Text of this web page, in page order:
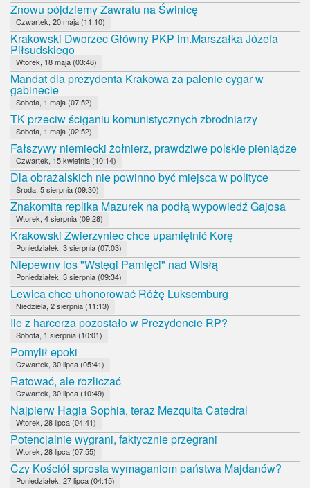
Znowu pójdziemy Zawratu na Świnicę
Czwartek, 20 maja (11:10)
Krakowski Dworzec Główny PKP im.Marszałka Józefa
Piłsudskiego
Wtorek, 18 maja (03:48)
Mandat dla prezydenta Krakowa za palenie cygar w
gabinecie
Sobota, 1 maja (07:52)
TK przeciw ściganiu komunistycznych zbrodniarzy
Sobota, 1 maja (02:52)
Fałszywy niemiecki żołnierz, prawdziwe polskie pieniądze
Czwartek, 15 kwietnia (10:14)
Dla obrażalskich nie powinno być miejsca w polityce
Środa, 5 sierpnia (09:30)
Znakomita replika Mazurek na podłą wypowiedź Gajosa
Wtorek, 4 sierpnia (09:28)
Krakowski Zwierzyniec chce upamiętnić Korę
Poniedziałek, 3 sierpnia (07:03)
Niepewny los "Wstęgi Pamięci" nad Wisłą
Poniedziałek, 3 sierpnia (09:34)
Lewica chce uhonorować Różę Luksemburg
Niedziela, 2 sierpnia (11:13)
Ile z harcerza pozostało w Prezydencie RP?
Sobota, 1 sierpnia (10:01)
Pomylił epoki
Czwartek, 30 lipca (05:41)
Ratować, ale rozliczać
Czwartek, 30 lipca (10:49)
Najpierw Hagia Sophia, teraz Mezquita Catedral
Wtorek, 28 lipca (04:41)
Potencjalnie wygrani, faktycznie przegrani
Wtorek, 28 lipca (07:55)
Czy Kościół sprosta wymaganiom państwa Majdanów?
Poniedziałek, 27 lipca (04:15)